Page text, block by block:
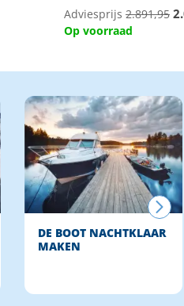
Adviesprijs 2.891,95
Op voorraad
DE BOOT NACHTKLAAR
MAKEN